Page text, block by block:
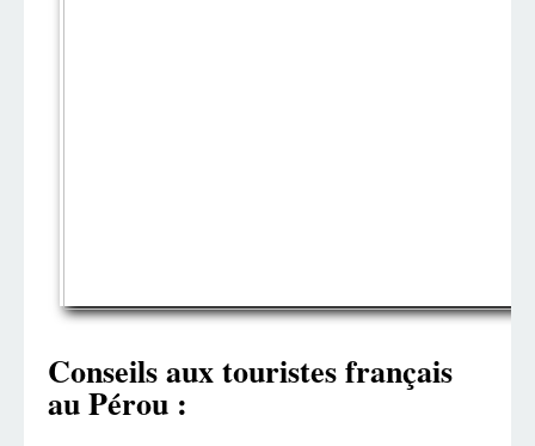
Conseils aux touristes français
au Pérou :